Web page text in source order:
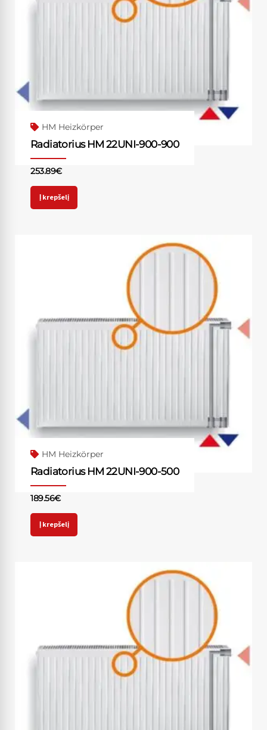
HM Heizkörper
Radiatorius HM 22UNI-900-900
253.89€
Į krepšelį
HM Heizkörper
Radiatorius HM 22UNI-900-500
189.56€
Į krepšelį